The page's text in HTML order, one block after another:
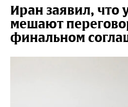
Иран заявил, что
мешают
финальном